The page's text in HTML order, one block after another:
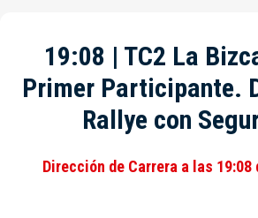
19:08 | TC2 La
Primer Participante.
Rallye con
Dirección de Carrera a las